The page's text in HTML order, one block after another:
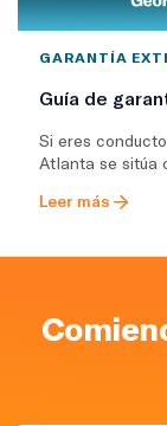
GARANTÍA
Guía de
Si eres
Atlanta se sitúa
Leer más